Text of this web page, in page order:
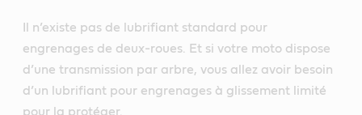
Il n’existe pas de lubrifiant standard pour
engrenages de deux-roues. Et si votre moto dispose
d’une transmission par arbre, vous allez avoir besoin
d’un lubrifiant pour engrenages à glissement limité
pour la protéger.